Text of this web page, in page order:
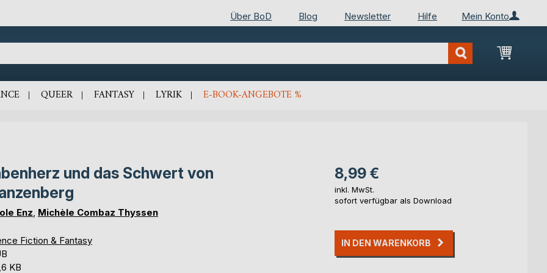
Mein Konto
Über BoD Blog Newsletter Hilfe
Mein
QUEER FANTASY LYRIK E-BOOK-ANGEBOTE %
und das Schwert von
Enz Michèle Combaz Thyssen
Fiction & Fantasy
KB
8,99 €
inkl. MwSt.
sofort verfügbar als Download
IN DEN WARENKORB